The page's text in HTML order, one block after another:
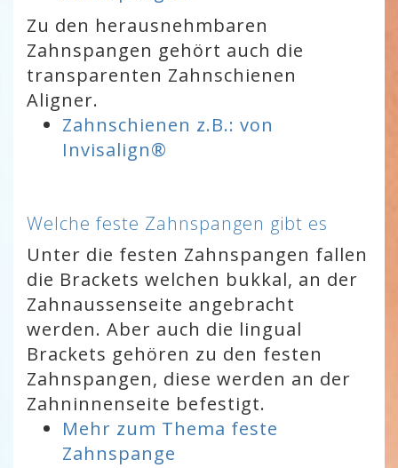
Zu den herausnehmbaren
Zahnspangen gehört auch die
transparenten Zahnschienen
Aligner.
Zahnschienen z.B.: von
Invisalign®
Welche feste Zahnspangen gibt es
Unter die festen Zahnspangen fallen
die Brackets welchen bukkal, an der
Zahnaussenseite angebracht
werden. Aber auch die lingual
Brackets gehören zu den festen
Zahnspangen, diese werden an der
Zahninnenseite befestigt.
Mehr zum Thema feste
Zahnspange